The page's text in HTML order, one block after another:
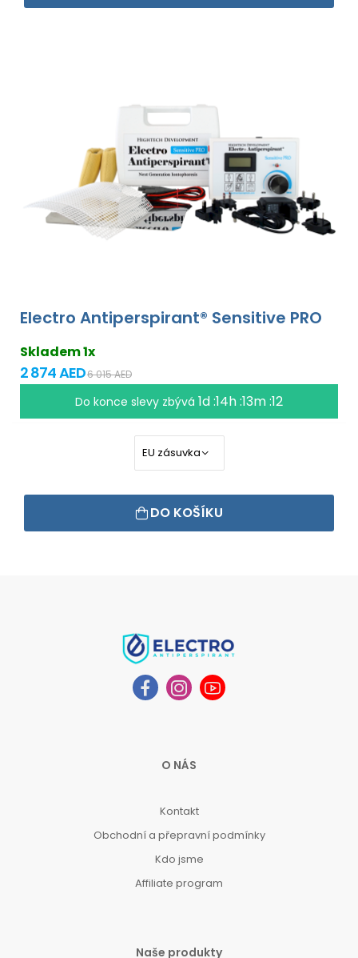
Electro Antiperspirant® Sensitive PRO
Skladem 1x
2 874 AED6 015 AED
Do konce slevy zbývá 1d :14h :13m :12
DO KOŠÍKU
O NÁS
Kontakt
Obchodní a přepravní podmínky
Kdo jsme
Affiliate program
Naše produkty